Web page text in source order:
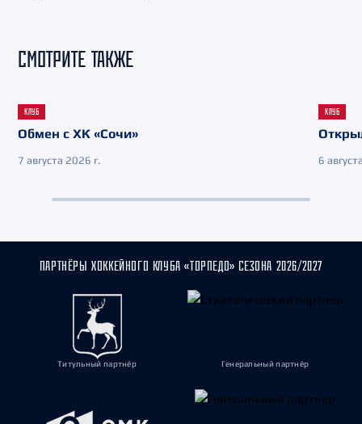
СМОТРИТЕ ТАКЖЕ
КЛУБ
Обмен с ХК «Сочи»
7 августа 2026 г.
КЛУБ
6
ПАРТНЁРЫ ХОККЕЙНОГО КЛУБА «ТОРПЕДО» СЕЗОНА 2026/2027
Титульный партнёр Генеральный партнёр